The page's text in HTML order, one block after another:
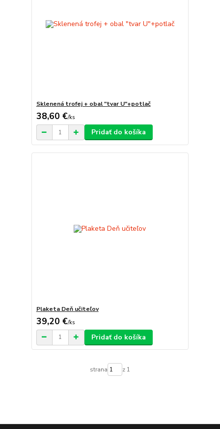
Sklenená trofej + obal "tvar U"+potlač
38,60 €/ks
Pridať do košíka
Plaketa Deň učiteľov
39,20 €/ks
Pridať do košíka
strana z 1